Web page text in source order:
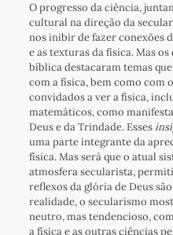
O progresso da ciência,
cultural na direção da
nos inibir de fazer conexões
e as texturas da física. Mas
bíblica destacaram temas
com a física, bem como com
convidados a ver a física,
matemáticos, como
Deus e da Trindade. Esses
uma parte integrante da
física. Mas será que o atual
atmosfera secularista,
reflexos da glória de Deus
realidade, o secularismo
neutro, mas tendencioso,
a física e as outras ciências